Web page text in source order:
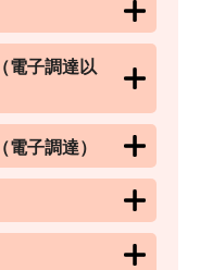
電子調達以
子調達）